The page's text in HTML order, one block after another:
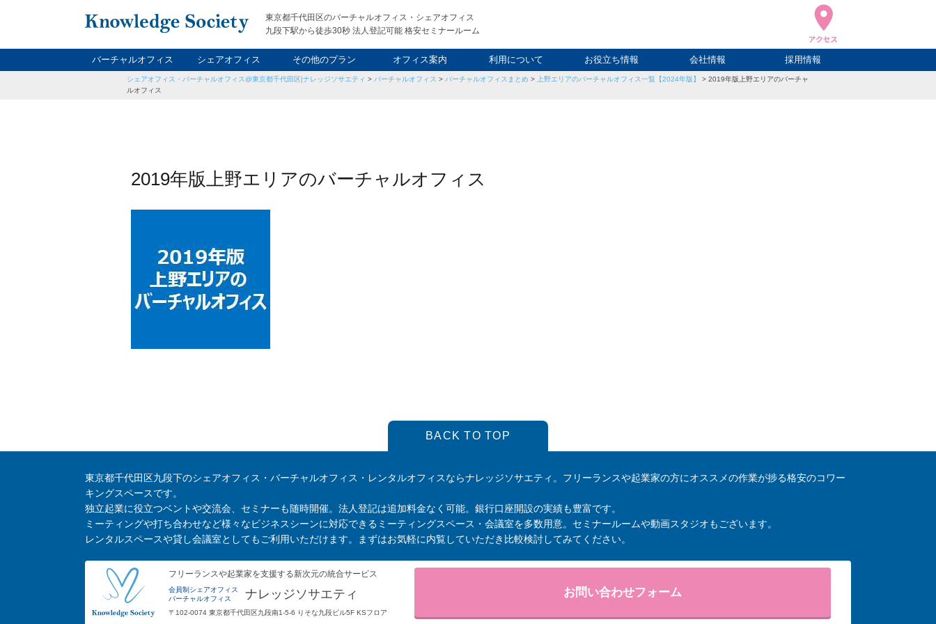
東京都千代田区のバーチャルオフィス・シェアオフィス
九段下駅から徒歩30秒 法人登記可能 格安セミナールーム
バーチャルオフィス シェアオフィス その他のプラン
レンタルオフィス
ナイト&ウィークエンド
貸し会議室
オフィス案内 利用について
利用料金
申込について
FAQ
お役立ち情報
起業ノウハウ
社長ブログ
スタッフブログ
会社情報
会社概要
アクセス
採用情報
シェアオフィス・バーチャルオフィス@東京都千代田区|ナレッジソサエティ > バーチャルオフィス > バーチャルオフィスまとめ > 上野エリアのバーチャルオフィス一覧【2024年版】 > 2019年版上野エリアのバーチャ
ルオフィス
2019年版上野エリアのバーチャルオフィス
BACK TO TOP
東京都千代田区九段下のシェアオフィス・バーチャルオフィス・レンタルオフィスならナレッジソサエティ。フリーランスや起業家の方にオススメの作業が捗る格安のコワー
キングスペースです。
独立起業に役立つベントや交流会、セミナーも随時開催。法人登記は追加料金なく可能。銀行口座開設の実績も豊富です。
ミーティングや打ち合わせなど様々なビジネスシーンに対応できるミーティングスペース・会議室を多数用意。セミナールームや動画スタジオもございます。
レンタルスペースや貸し会議室としてもご利用いただけます。まずはお気軽に内覧していただき比較検討してみてください。
フリーランスや起業家を支援する新次元の統合サービス
会員制シェアオフィス
バーチャルオフィス
ナレッジソサエティ
〒102-0074 東京都千代田区九段南1-5-6 りそな九段ビル5F KSフロア
お問い合わせフォーム